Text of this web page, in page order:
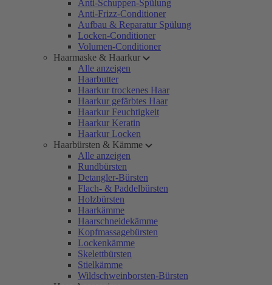
Anti-Schuppen-Spülung
Anti-Frizz-Conditioner
Aufbau & Reparatur Spülung
Locken-Conditioner
Volumen-Conditioner
Haarmaske & Haarkur
Alle anzeigen
Haarbutter
Haarkur trockenes Haar
Haarkur gefärbtes Haar
Haarkur Feuchtigkeit
Haarkur Keratin
Haarkur Locken
Haarbürsten & Kämme
Alle anzeigen
Rundbürsten
Detangler-Bürsten
Flach- & Paddelbürsten
Holzbürsten
Haarkämme
Haarschneidekämme
Kopfmassagebürsten
Lockenkämme
Skelettbürsten
Stielkämme
Wildschweinborsten-Bürsten